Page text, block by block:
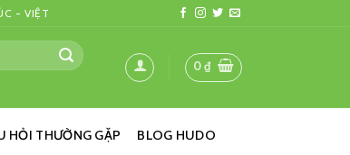
- VIỆT
0₫
HỎI THƯỜNG GẶP BLOG HUDO